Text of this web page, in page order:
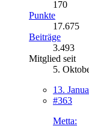
170
Punkte
17.675
Beiträge
3.493
Mitglied seit
5.
13.
#363
Metta: